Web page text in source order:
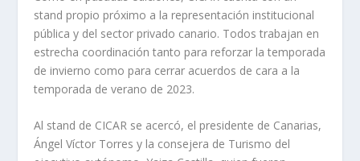
stand propio próximo a la representación institucional
pública y del sector privado canario. Todos trabajan en
estrecha coordinación tanto para reforzar la temporada
de invierno como para cerrar acuerdos de cara a la
temporada de verano de 2023.
Al stand de CICAR se acercó, el presidente de Canarias,
Ángel Víctor Torres y la consejera de Turismo del